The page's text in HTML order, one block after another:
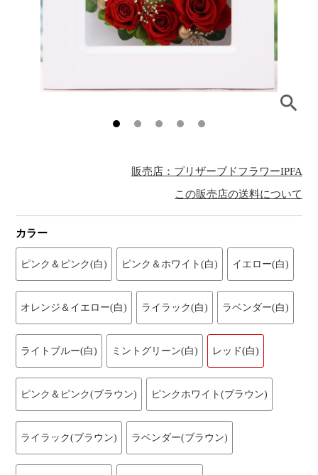
販売店：プリザーブドフラワーIPFA
この販売店の送料について
カラー
ピンク＆ピンク(白) ピンク＆ホワイト(白) イエロー(白)
オレンジ＆イエロー(白) ライラック(白) ラベンダー(白)
ライトブルー(白) ミントグリーン(白) レッド(白)
ピンク＆ピンク(ブラウン) ピンクホワイト(ブラウン)
ライラック(ブラウン) ラベンダー(ブラウン)